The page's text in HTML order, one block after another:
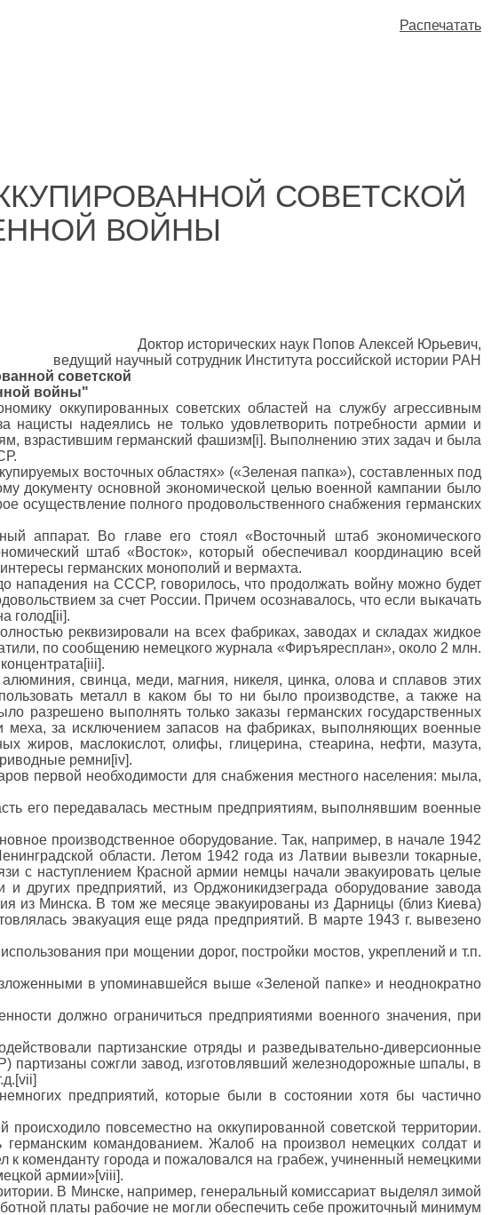
Распечатать
СОВЕТСКОЙ
ВОЙНЫ
Доктор исторических наук Попов Алексей Юрьевич,
ведущий научный сотрудник Института российской истории РАН
советской
войны"
оккупированных советских областей на службу агрессивным
нацисты надеялись не только удовлетворить потребности армии и
взрастившим германский фашизм[i]. Выполнению этих задач и была
восточных областях» («Зеленая папка»), составленных под
документу основной экономической целью военной кампании было
осуществление полного продовольственного снабжения германских
аппарат. Во главе его стоял «Восточный штаб экономического
штаб «Восток», который обеспечивал координацию всей
германских монополий и вермахта.
нападения на СССР, говорилось, что продолжать войну можно будет
за счет России. Причем осознавалось, что если выкачать
голод[ii].
реквизировали на всех фабриках, заводах и складах жидкое
по сообщению немецкого журнала «Фиръяресплан», около 2 млн.
свинца, меди, магния, никеля, цинка, олова и сплавов этих
металл в каком бы то ни было производстве, а также на
разрешено выполнять только заказы германских государственных
меха, за исключением запасов на фабриках, выполняющих военные
жиров, маслокислот, олифы, глицерина, стеарина, нефти, мазута,
ремни[iv].
первой необходимости для снабжения местного населения: мыла,
его передавалась местным предприятиям, выполнявшим военные
производственное оборудование. Так, например, в начале 1942
области. Летом 1942 года из Латвии вывезли токарные,
с наступлением Красной армии немцы начали эвакуировать целые
предприятий, из Орджоникидзеграда оборудование завода
из Минска. В том же месяце эвакуированы из Дарницы (близ Киева)
эвакуация еще ряда предприятий. В марте 1943 г. вывезено
при мощении дорог, постройки мостов, укреплений и т.п.
в упоминавшейся выше «Зеленой папке» и неоднократно
должно ограничиться предприятиями военного значения, при
партизанские отряды и разведывательно-диверсионные
сожгли завод, изготовлявший железнодорожные шпалы, в
предприятий, которые были в состоянии хотя бы частично
повсеместно на оккупированной советской территории.
командованием. Жалоб на произвол немецких солдат и
коменданту города и пожаловался на грабеж, учиненный немецкими
армии»[viii].
В Минске, например, генеральный комиссариат выделял зимой
платы рабочие не могли обеспечить себе прожиточный минимум